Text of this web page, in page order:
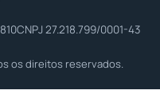
CNPJ 27.218.799/0001-43
os direitos reservados.